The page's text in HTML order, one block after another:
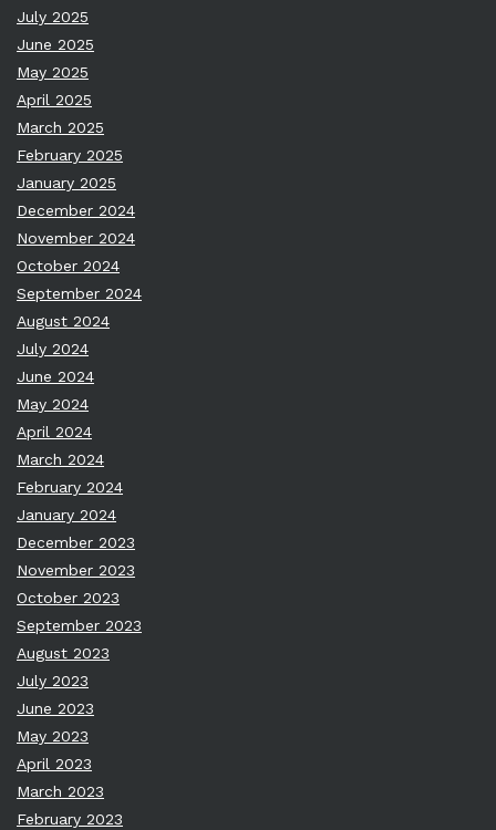
July 2025
June 2025
May 2025
April 2025
March 2025
February 2025
January 2025
December 2024
November 2024
October 2024
September 2024
August 2024
July 2024
June 2024
May 2024
April 2024
March 2024
February 2024
January 2024
December 2023
November 2023
October 2023
September 2023
August 2023
July 2023
June 2023
May 2023
April 2023
March 2023
February 2023